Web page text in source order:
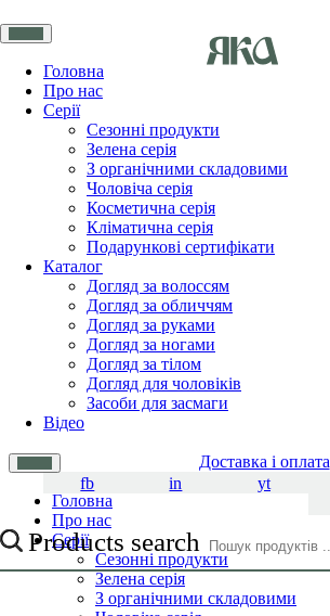
Головна
Про нас
Серії
Сезонні продукти
Зелена серія
З органічними складовими
Чоловіча серія
Косметична серія
Кліматична серія
Подарункові сертифікати
Каталог
Догляд за волоссям
Догляд за обличчям
Догляд за руками
Догляд за ногами
Догляд за тілом
Догляд для чоловіків
Засоби для засмаги
Відео
Доставка і оплата
yt
in
fb
Products search
Головна
Про нас
Серії
Сезонні продукти
Зелена серія
З органічними складовими